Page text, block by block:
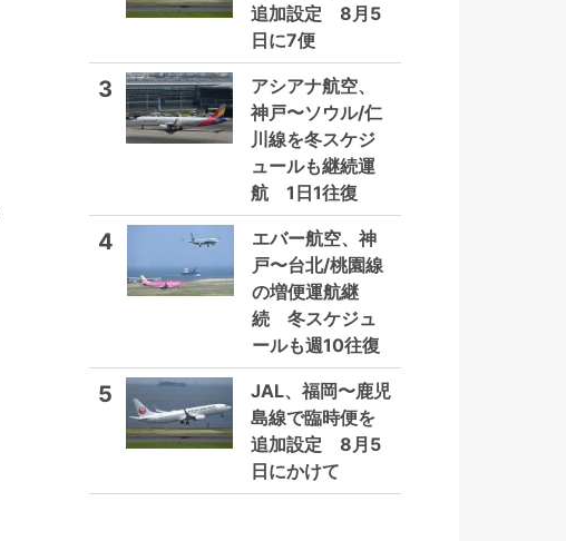
追加設定 8月5
日に7便
3
アシアナ航空、
神戸〜ソウル/仁
川線を冬スケジ
ュールも継続運
航 1日1往復
4
エバー航空、神
戸〜台北/桃園線
の増便運航継
続 冬スケジュ
ールも週10往復
5
JAL、福岡〜鹿児
島線で臨時便を
追加設定 8月5
日にかけて